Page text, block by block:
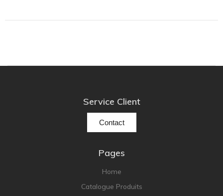
Service Client
Contact
Pages
Home
Catalogue Produits